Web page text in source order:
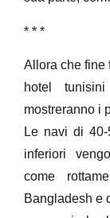
* * *
Allora che fine
hotel
mostreranno i
Le navi di
inferiori
come
Bangladesh e